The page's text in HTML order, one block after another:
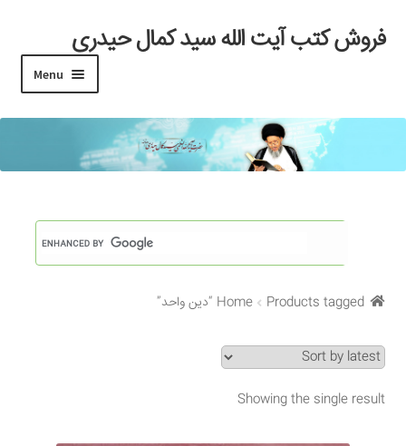
Skip
to
Skip
to
فروش کتب آیت الله سید کمال حیدری
Menu
خانه
#97 (بدون عنوان)
Checkout
My account
Search Results
Shop
Home Products tagged “دین واحد”
Showing the single result